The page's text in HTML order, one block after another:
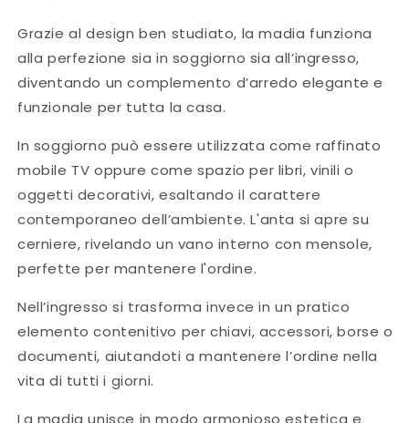
Grazie al design ben studiato, la madia funziona
alla perfezione sia in soggiorno sia all’ingresso,
diventando un complemento d’arredo elegante e
funzionale per tutta la casa.
In soggiorno può essere utilizzata come raffinato
mobile TV oppure come spazio per libri, vinili o
oggetti decorativi, esaltando il carattere
contemporaneo dell’ambiente. L'anta si apre su
cerniere, rivelando un vano interno con mensole,
perfette per mantenere l'ordine.
Nell’ingresso si trasforma invece in un pratico
elemento contenitivo per chiavi, accessori, borse o
documenti, aiutandoti a mantenere l’ordine nella
vita di tutti i giorni.
La madia unisce in modo armonioso estetica e